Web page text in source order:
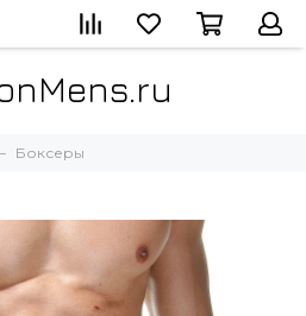
Боксеры